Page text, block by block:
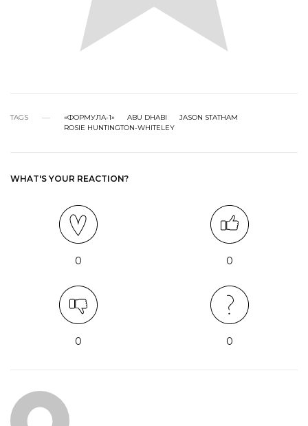
TAGS «ФОРМУЛА-1» ABU DHABI
JASON STATHAM
ROSIE HUNTINGTON-WHITELEY
WHAT'S YOUR REACTION?
0 0
0 0